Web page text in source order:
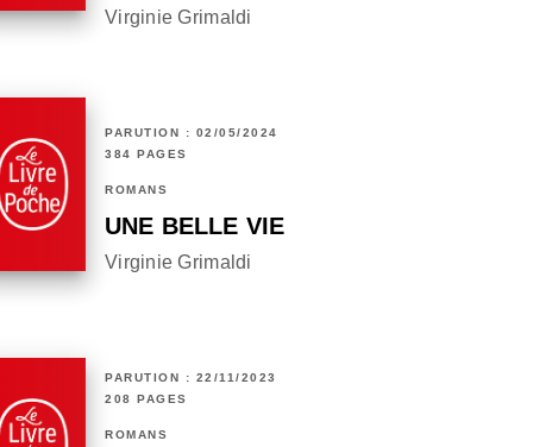
Virginie Grimaldi
PARUTION : 02/05/2024
384 PAGES
ROMANS
UNE BELLE VIE
Virginie Grimaldi
PARUTION : 22/11/2023
208 PAGES
ROMANS